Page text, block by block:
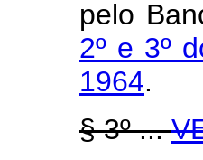
pelo
2º e 3º
1964.
§ 3º ...